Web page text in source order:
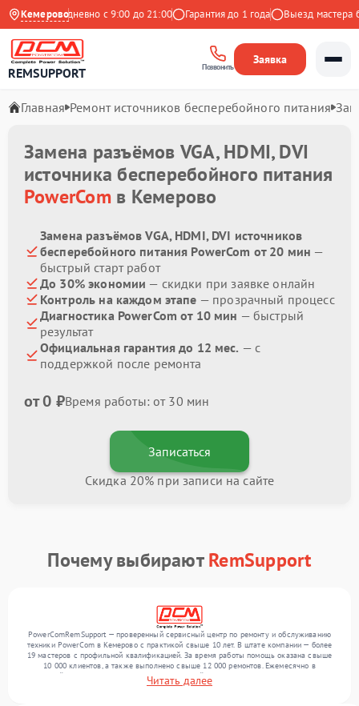
Кемерово
Ежедневно с 9:00 до 21:00 Гарантия до 1 года Выезд мастера
REMSUPPORT Позвонить
Заявка
Главная Ремонт источников бесперебойного питания
Замена разъёмов VGA, HDMI, DVI
источника бесперебойного питания
PowerComв Кемерово
Замена разъёмов VGA, HDMI, DVI источников
бесперебойного питания PowerCom от 20 мин —
быстрый старт работ
До 30% экономии — скидки при заявке онлайн
Контроль на каждом этапе — прозрачный процесс
Диагностика PowerCom от 10 мин — быстрый
результат
Официальная гарантия до 12 мес. — с
поддержкой после ремонта
от 0 ₽Время работы: от 30 мин
Записаться
Скидка 20% при записи на сайте
Почему выбираютRemSupport
PowerComRemSupport — проверенный сервисный центр по ремонту и обслуживанию
техники PowerCom в Кемерово с практикой свыше 10 лет. В штате компании — более
19 мастеров с профильной квалификацией. За время работы помощь оказана свыше
10 000 клиентов, а также выполнено свыше 12 000 ремонтов. Ежемесячно в
сервисный центр поступает более 300 обращений, включая , , . Мы устраняем поломки
любой сложности и гарантируем высокое качество обслуживания благодаря
Читать далее